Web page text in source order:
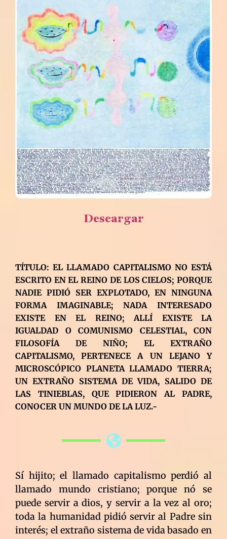
Descargar
TÍTULO: EL LLAMADO CAPITALISMO NO ESTÁ
ESCRITO EN EL REINO DE LOS CIELOS; PORQUE
NADIE PIDIÓ SER EXPLOTADO, EN NINGUNA
FORMA IMAGINABLE; NADA INTERESADO
EXISTE EN EL REINO; ALLÍ EXISTE LA
IGUALDAD O COMUNISMO CELESTIAL, CON
FILOSOFÍA DE NIÑO; EL EXTRAÑO
CAPITALISMO, PERTENECE A UN LEJANO Y
MICROSCÓPICO PLANETA LLAMADO TIERRA;
UN EXTRAÑO SISTEMA DE VIDA, SALIDO DE
LAS TINIEBLAS, QUE PIDIERON AL PADRE,
CONOCER UN MUNDO DE LA LUZ.-
Sí hijito; el llamado capitalismo perdió al
llamado mundo cristiano; porque nó se
puede servir a dios, y servir a la vez al oro;
toda la humanidad pidió servir al Padre sin
interés; el extraño sistema de vida basado en